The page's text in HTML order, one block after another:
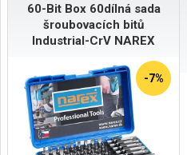
60-Bit Box 60dílná sada
šroubovacích bitů
Industrial-CrV NAREX
-7%